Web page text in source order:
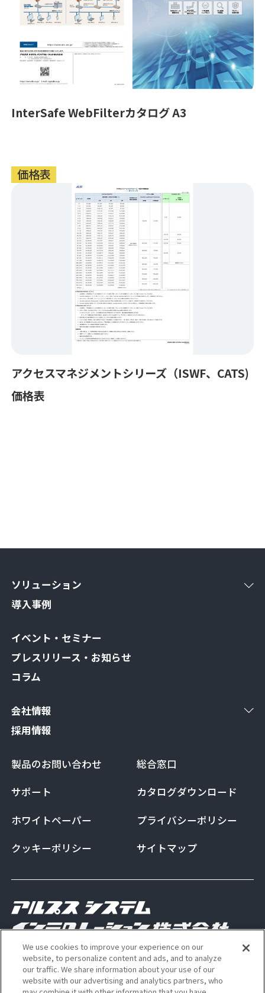
InterSafe WebFilterカタログ A3
価格表
アクセスマネジメントシリーズ（ISWF、CATS)
価格表
ソリューション
導入事例
イベント・セミナー
プレスリリース・お知らせ
コラム
会社情報
採用情報
製品のお問い合わせ
総合窓口
サポート
カタログダウンロード
ホワイトペーパー
プライバシーポリシー
クッキーポリシー
サイトマップ
Copyright Alps System Integration Co., Ltd. All
rights reserved
We use cookies to improve your experience on our
website, to personalize content and ads, and to analyze
our traffic. We share information about your use of our
website with our advertising and analytics partners, who